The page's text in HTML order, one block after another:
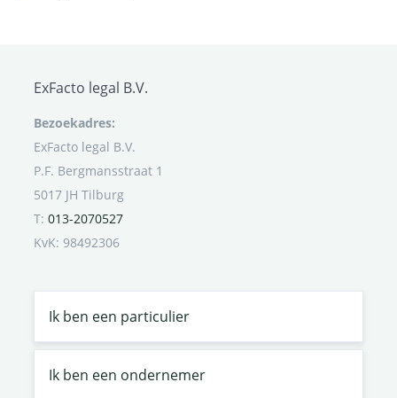
ExFacto legal B.V.
Bezoekadres:
ExFacto legal B.V.
P.F. Bergmansstraat 1
5017 JH Tilburg
T: 013-2070527
KvK: 98492306
Ik ben een particulier
Ik ben een ondernemer